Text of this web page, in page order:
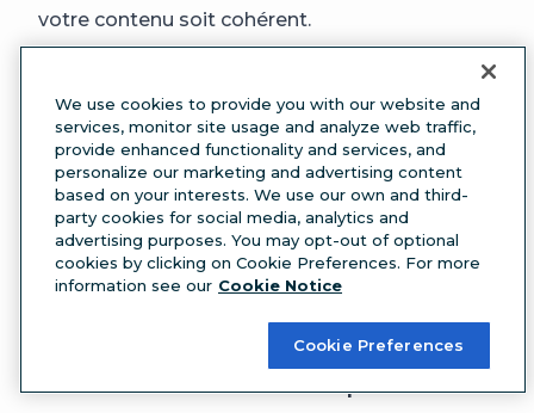
votre contenu soit cohérent.
Travailler avec desagencesvous offre des
mais cela peut vite se révéler coûteux.
Faire appel à desindépendantsgarantit une
plus grande flexibilité et des économies – vous
en trouverez sur des plateformes comme Malt
et Fiverr.
Pour définir le format qui vous convient le
mieux, réfléchissez à vos objectifs de
marketing sur les réseaux sociaux en 2025. Le
recrutement interne fonctionne pour les
We use cookies to provide you with our website and
services, monitor site usage and analyze web traffic,
provide enhanced functionality and services, and
personalize our marketing and advertising content
based on your interests. We use our own and third-
party cookies for social media, analytics and
advertising purposes. You may opt-out of optional
cookies by clicking on Cookie Preferences. For more
information see our Cookie Notice
Cookie Preferences